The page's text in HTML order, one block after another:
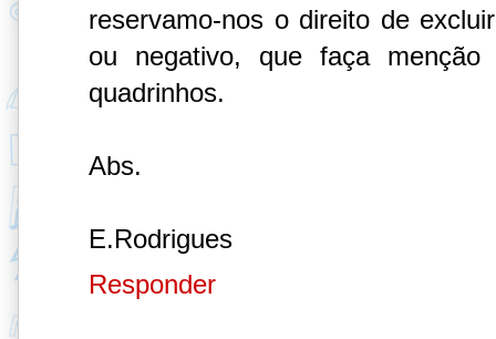
reservamo-nos o direito de
ou negativo, que faça
quadrinhos.
Abs.
E.Rodrigues
Responder